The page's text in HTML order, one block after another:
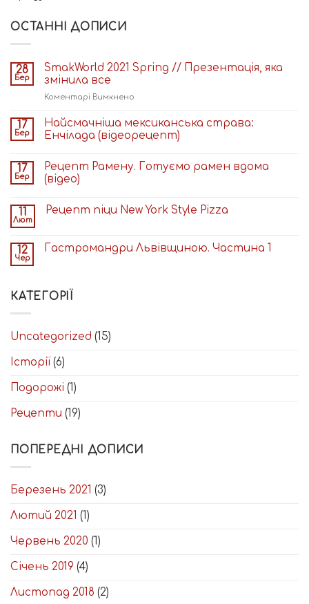
ОСТАННІ ДОПИСИ
28
Бер
SmakWorld 2021 Spring // Презентація, яка
змінила все
Коментарі Вимкнено
2021
Spring
яка
17
Бер
Найсмачніша мексиканська страва:
Енчілада (відеорецепт)
17
Бер
Рецепт Рамену. Готуємо рамен вдома
(відео)
11
Лют
Рецепт піци New York Style Pizza
12
Чер
Гастромандри Львівщиною. Частина 1
КАТЕГОРІЇ
Uncategorized (15)
Історії (6)
Подорожі (1)
Рецепти (19)
ПОПЕРЕДНІ ДОПИСИ
Березень 2021 (3)
Лютий 2021 (1)
Червень 2020 (1)
Січень 2019 (4)
Листопад 2018 (2)